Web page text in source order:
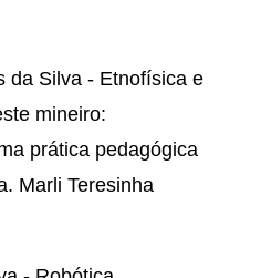
da Silva - Etnofísica e
mineiro:
prática pedagógica
Marli Teresinha